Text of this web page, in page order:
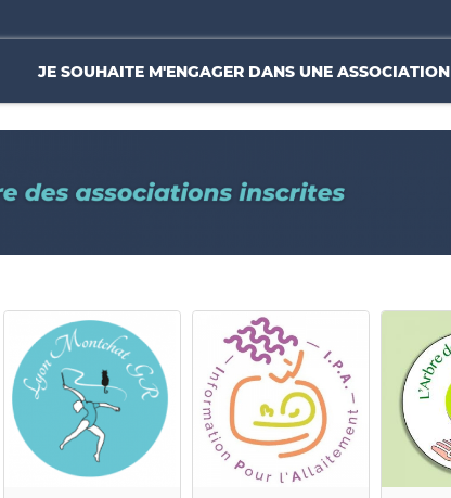
JE SOUHAITE M'ENGAGER DANS UNE ASSOCIATION